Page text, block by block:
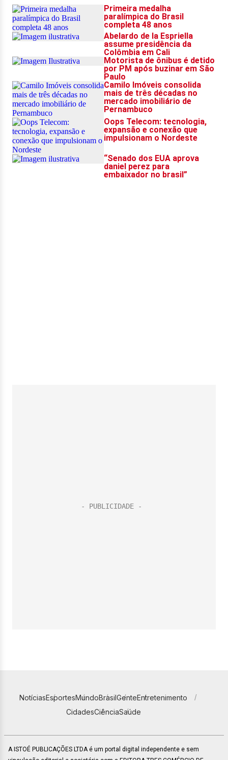
NotíciasEsportesMundoBrasilGenteEntretenimento
CidadesCiênciaSaúde
A ISTOÉ PUBLICAÇÕES LTDA é um portal digital independente e sem